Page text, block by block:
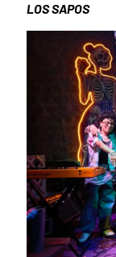
LOS SAPOS